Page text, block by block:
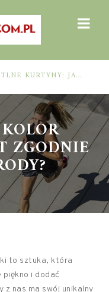
ZGODNIE
to sztuka, która
i dodać
z nas ma swój unikalny